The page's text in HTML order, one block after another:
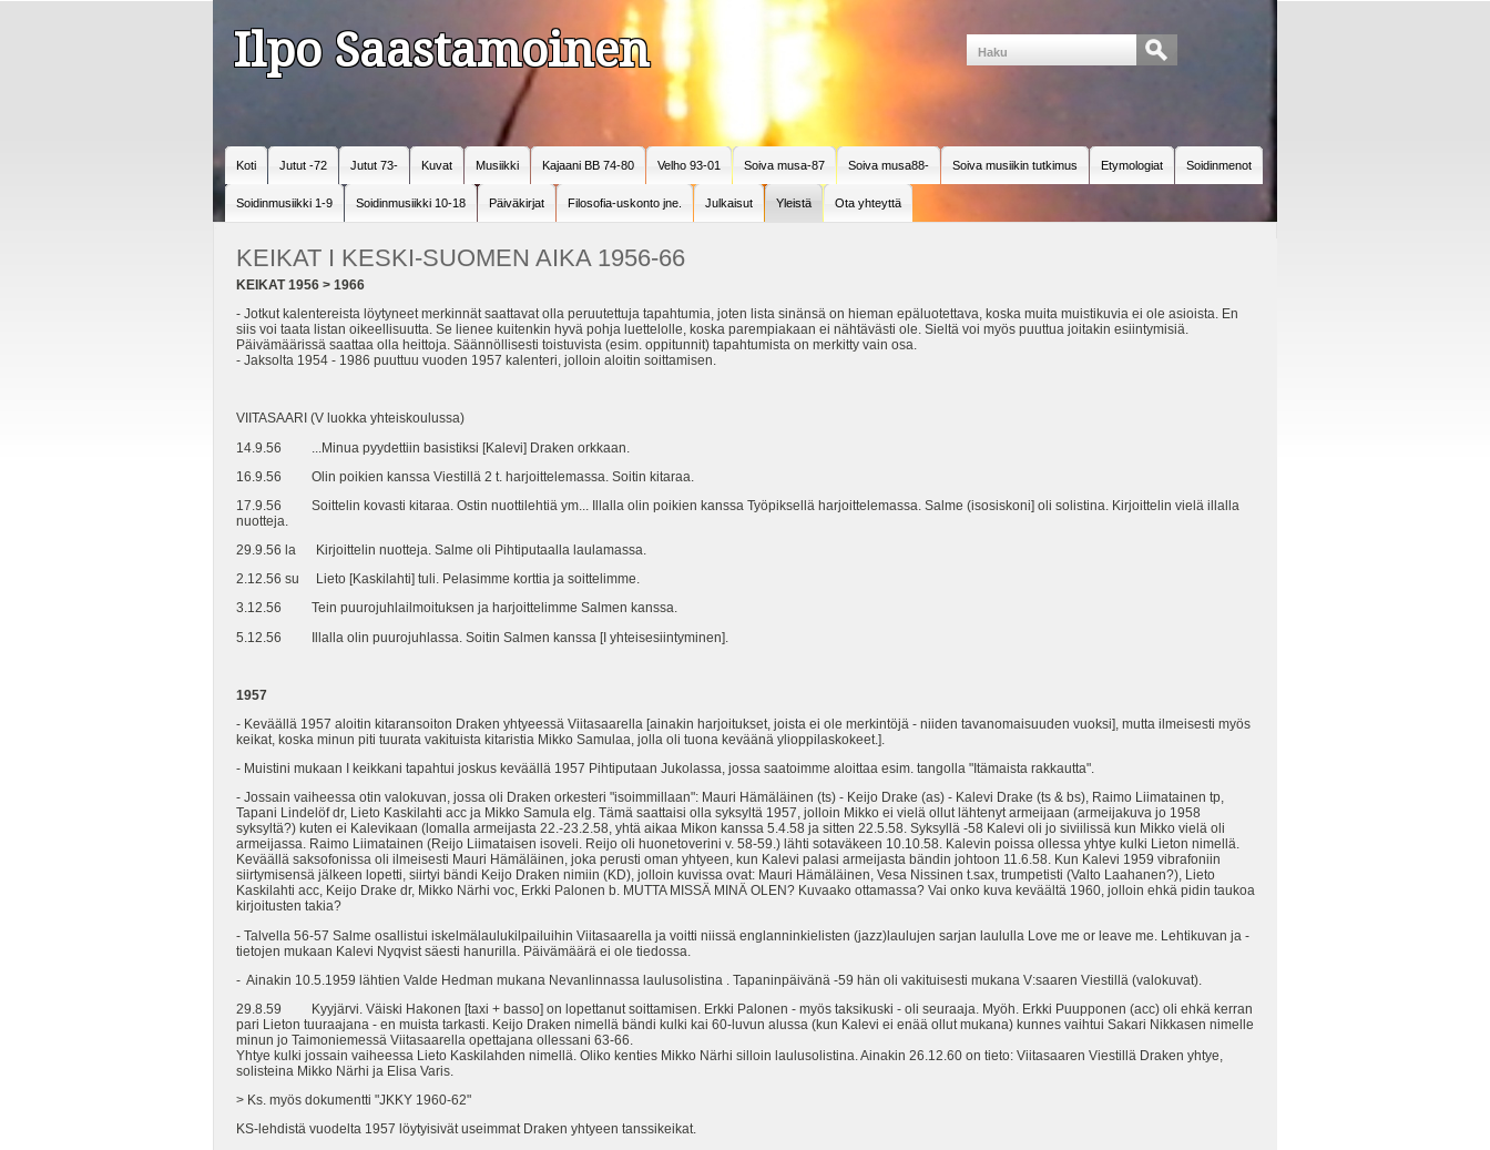
Ilpo Saastamoinen
Koti Jutut -72 Jutut 73- Kuvat Musiikki Kajaani BB 74-80 Velho 93-01 Soiva musa-87 Soiva musa88- Soiva musiikin tutkimus Etymologiat Soidinmenot
Soidinmusiikki 1-9 Soidinmusiikki 10-18 Päiväkirjat Filosofia-uskonto jne. Julkaisut Yleistä Ota yhteyttä
KEIKAT I KESKI-SUOMEN AIKA 1956-66
KEIKAT 1956 > 1966
- Jotkut kalentereista löytyneet merkinnät saattavat olla peruutettuja tapahtumia, joten lista sinänsä on hieman epäluotettava, koska muita muistikuvia ei ole asioista. En
siis voi taata listan oikeellisuutta. Se lienee kuitenkin hyvä pohja luettelolle, koska parempiakaan ei nähtävästi ole. Sieltä voi myös puuttua joitakin esiintymisiä.
Päivämäärissä saattaa olla heittoja. Säännöllisesti toistuvista (esim. oppitunnit) tapahtumista on merkitty vain osa.
- Jaksolta 1954 - 1986 puuttuu vuoden 1957 kalenteri, jolloin aloitin soittamisen.
VIITASAARI (V luokka yhteiskoulussa)
14.9.56 ...Minua pyydettiin basistiksi [Kalevi] Draken orkkaan.
16.9.56 Olin poikien kanssa Viestillä 2 t. harjoittelemassa. Soitin kitaraa.
17.9.56 Soittelin kovasti kitaraa. Ostin nuottilehtiä ym... Illalla olin poikien kanssa Työpiksellä harjoittelemassa. Salme (isosiskoni] oli solistina. Kirjoittelin vielä illalla
nuotteja.
29.9.56 la Kirjoittelin nuotteja. Salme oli Pihtiputaalla laulamassa.
2.12.56 su Lieto [Kaskilahti] tuli. Pelasimme korttia ja soittelimme.
3.12.56 Tein puurojuhlailmoituksen ja harjoittelimme Salmen kanssa.
5.12.56 Illalla olin puurojuhlassa. Soitin Salmen kanssa [I yhteisesiintyminen].
1957
- Keväällä 1957 aloitin kitaransoiton Draken yhtyeessä Viitasaarella [ainakin harjoitukset, joista ei ole merkintöjä - niiden tavanomaisuuden vuoksi], mutta ilmeisesti myös
keikat, koska minun piti tuurata vakituista kitaristia Mikko Samulaa, jolla oli tuona keväänä ylioppilaskokeet.].
- Muistini mukaan I keikkani tapahtui joskus keväällä 1957 Pihtiputaan Jukolassa, jossa saatoimme aloittaa esim. tangolla "Itämaista rakkautta".
- Jossain vaiheessa otin valokuvan, jossa oli Draken orkesteri "isoimmillaan": Mauri Hämäläinen (ts) - Keijo Drake (as) - Kalevi Drake (ts & bs), Raimo Liimatainen tp,
Tapani Lindelöf dr, Lieto Kaskilahti acc ja Mikko Samula elg. Tämä saattaisi olla syksyltä 1957, jolloin Mikko ei vielä ollut lähtenyt armeijaan (armeijakuva jo 1958
syksyltä?) kuten ei Kalevikaan (lomalla armeijasta 22.-23.2.58, yhtä aikaa Mikon kanssa 5.4.58 ja sitten 22.5.58. Syksyllä -58 Kalevi oli jo siviilissä kun Mikko vielä oli
armeijassa. Raimo Liimatainen (Reijo Liimataisen isoveli. Reijo oli huonetoverini v. 58-59.) lähti sotaväkeen 10.10.58. Kalevin poissa ollessa yhtye kulki Lieton nimellä.
Keväällä saksofonissa oli ilmeisesti Mauri Hämäläinen, joka perusti oman yhtyeen, kun Kalevi palasi armeijasta bändin johtoon 11.6.58. Kun Kalevi 1959 vibrafoniin
siirtymisensä jälkeen lopetti, siirtyi bändi Keijo Draken nimiin (KD), jolloin kuvissa ovat: Mauri Hämäläinen, Vesa Nissinen t.sax, trumpetisti (Valto Laahanen?), Lieto
Kaskilahti acc, Keijo Drake dr, Mikko Närhi voc, Erkki Palonen b. MUTTA MISSÄ MINÄ OLEN? Kuvaako ottamassa? Vai onko kuva keväältä 1960, jolloin ehkä pidin taukoa
kirjoitusten takia?
- Talvella 56-57 Salme osallistui iskelmälaulukilpailuihin Viitasaarella ja voitti niissä englanninkielisten (jazz)laulujen sarjan laululla Love me or leave me. Lehtikuvan ja -
tietojen mukaan Kalevi Nyqvist säesti hanurilla. Päivämäärä ei ole tiedossa.
- Ainakin 10.5.1959 lähtien Valde Hedman mukana Nevanlinnassa laulusolistina . Tapaninpäivänä -59 hän oli vakituisesti mukana V:saaren Viestillä (valokuvat).
29.8.59 Kyyjärvi. Väiski Hakonen [taxi + basso] on lopettanut soittamisen. Erkki Palonen - myös taksikuski - oli seuraaja. Myöh. Erkki Puupponen (acc) oli ehkä kerran
pari Lieton tuuraajana - en muista tarkasti. Keijo Draken nimellä bändi kulki kai 60-luvun alussa (kun Kalevi ei enää ollut mukana) kunnes vaihtui Sakari Nikkasen nimelle
minun jo Taimoniemessä Viitasaarella opettajana ollessani 63-66.
Yhtye kulki jossain vaiheessa Lieto Kaskilahden nimellä. Oliko kenties Mikko Närhi silloin laulusolistina. Ainakin 26.12.60 on tieto: Viitasaaren Viestillä Draken yhtye,
solisteina Mikko Närhi ja Elisa Varis.
> Ks. myös dokumentti "JKKY 1960-62"
KS-lehdistä vuodelta 1957 löytyisivät useimmat Draken yhtyeen tanssikeikat.